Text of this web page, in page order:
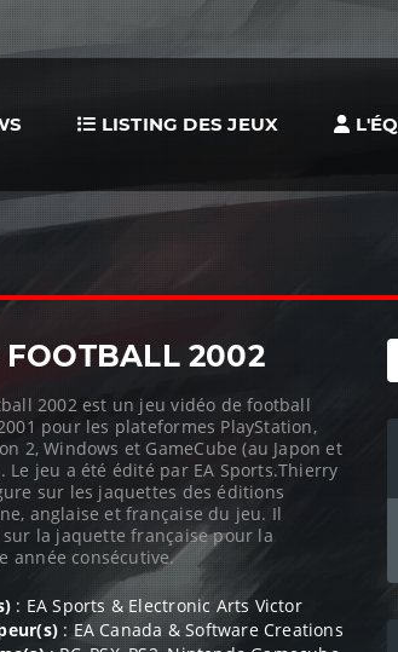
LISTING DES JEUX
FOOTBALL 2002
2002 est un jeu vidéo de football
pour les plateformes PlayStation,
2, Windows et GameCube (au Japon et
Le jeu a été édité par EA Sports.Thierry
sur les jaquettes des éditions
anglaise et française du jeu. Il
la jaquette française pour la
année consécutive.
: EA Sports & Electronic Arts Victor
: EA Canada & Software Creations